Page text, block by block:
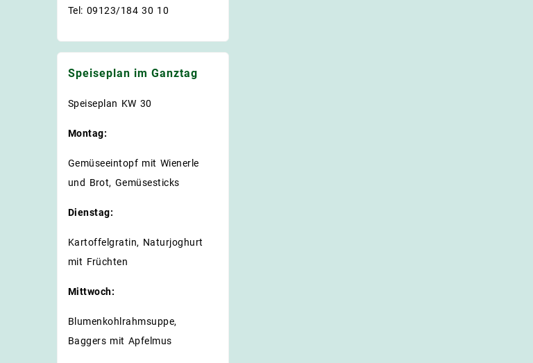
Tel: 09123/184 30 10
Speiseplan im Ganztag
Speiseplan KW 30
Montag:
Gemüseeintopf mit Wienerle
und Brot, Gemüsesticks
Dienstag:
Kartoffelgratin, Naturjoghurt
mit Früchten
Mittwoch:
Blumenkohlrahmsuppe,
Baggers mit Apfelmus